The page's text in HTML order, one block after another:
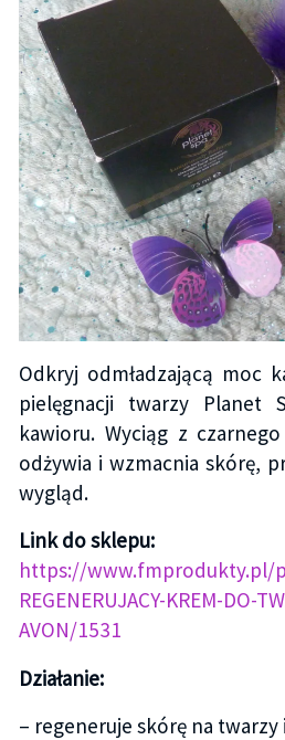
Odkryj odmładzającą moc
pielęgnacji twarzy Planet
kawioru. Wyciąg z
odżywia i wzmacnia skórę,
wygląd.
Link do sklepu:
https://www.fmprodukty.pl/
REGENERUJACY-KREM-DO-
AVON/1531
Działanie:
– regeneruje skórę na twarzy